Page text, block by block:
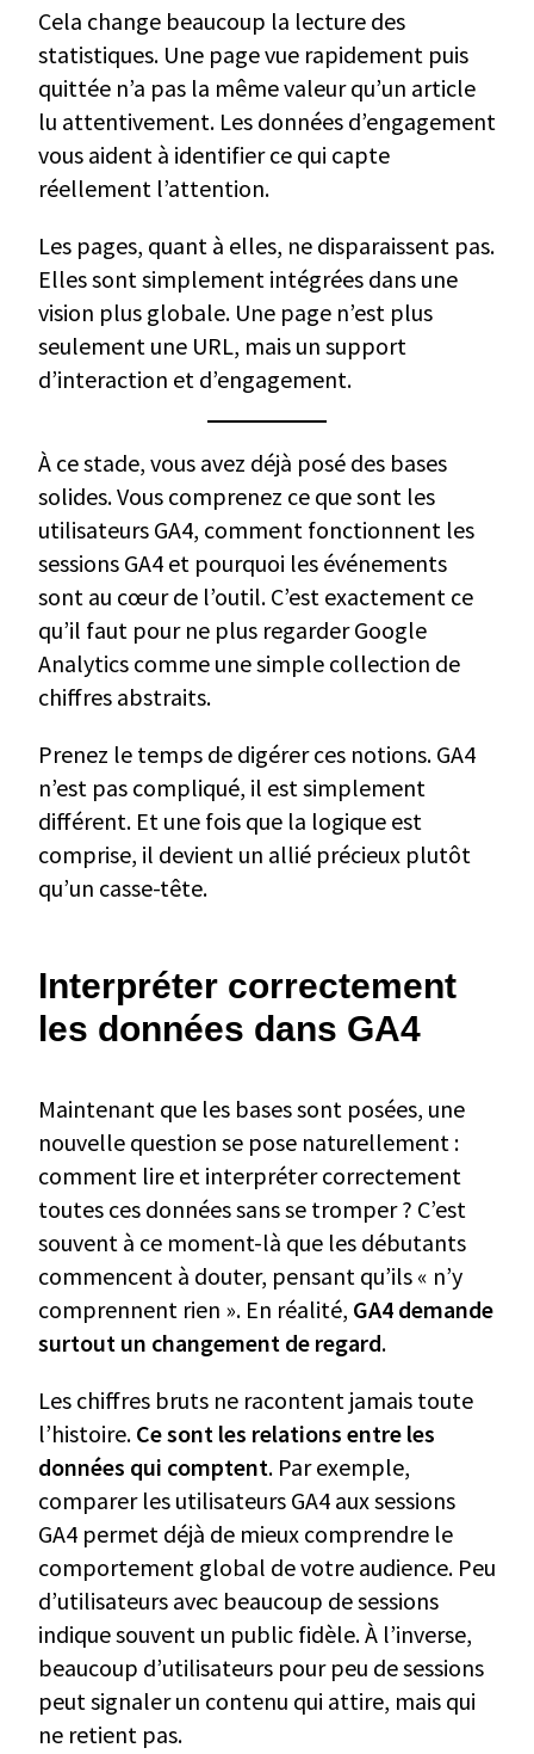
Cela change beaucoup la lecture des
statistiques. Une page vue rapidement puis
quittée n’a pas la même valeur qu’un article
lu attentivement. Les données d’engagement
vous aident à identifier ce qui capte
réellement l’attention.
Les pages, quant à elles, ne disparaissent pas.
Elles sont simplement intégrées dans une
vision plus globale. Une page n’est plus
seulement une URL, mais un support
d’interaction et d’engagement.
À ce stade, vous avez déjà posé des bases
solides. Vous comprenez ce que sont les
utilisateurs GA4, comment fonctionnent les
sessions GA4 et pourquoi les événements
sont au cœur de l’outil. C’est exactement ce
qu’il faut pour ne plus regarder Google
Analytics comme une simple collection de
chiffres abstraits.
Prenez le temps de digérer ces notions. GA4
n’est pas compliqué, il est simplement
différent. Et une fois que la logique est
comprise, il devient un allié précieux plutôt
qu’un casse-tête.
Interpréter correctement
les données dans GA4
Maintenant que les bases sont posées, une
nouvelle question se pose naturellement :
comment lire et interpréter correctement
toutes ces données sans se tromper ? C’est
souvent à ce moment-là que les débutants
commencent à douter, pensant qu’ils « n’y
comprennent rien ». En réalité, GA4 demande
surtout un changement de regard.
Les chiffres bruts ne racontent jamais toute
l’histoire. Ce sont les relations entre les
données qui comptent. Par exemple,
comparer les utilisateurs GA4 aux sessions
GA4 permet déjà de mieux comprendre le
comportement global de votre audience. Peu
d’utilisateurs avec beaucoup de sessions
indique souvent un public fidèle. À l’inverse,
beaucoup d’utilisateurs pour peu de sessions
peut signaler un contenu qui attire, mais qui
ne retient pas.